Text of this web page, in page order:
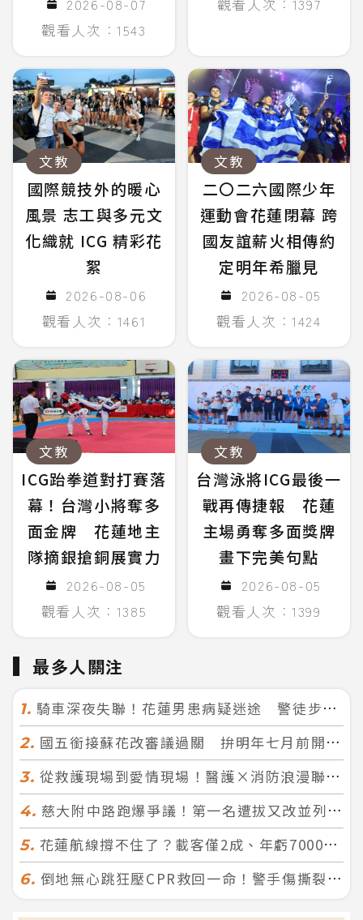
觀看人次：1543
文教
國際競技外的暖心
風景 志工與多元文
化織就 ICG 精彩花
絮
2026-08-06
觀看人次：1461
文教
二〇二六國際少年
運動會花蓮閉幕 跨
國友誼薪火相傳約
定明年希臘見
2026-08-05
觀看人次：1424
文教
ICG跆拳道對打賽落
幕！台灣小將奪多
面金牌 花蓮地主
隊摘銀搶銅展實力
2026-08-05
觀看人次：1385
文教
台灣泳將ICG最後一
戰再傳捷報 花蓮
主場勇奪多面獎牌
畫下完美句點
2026-08-05
觀看人次：1399
最多人關注
1. 騎車深夜失聯！花蓮男患病疑迷途 警徒步百米急尋救回一命
2. 國五銜接蘇花改審議過關 拚明年七月前開工！台北花蓮2小時生活圈成形
3. 從救護現場到愛情現場！醫護×消防浪漫聯誼 32人配對成功5對
4. 慈大附中路跑爆爭議！第一名遭拔又改並列 家長怒：難以接受
5. 花蓮航線撐不住了？載客僅2成、年虧7000萬 華信喊：真的快飛不下去
6. 倒地無心跳狂壓CPR救回一命！警手傷撕裂仍不放手 竟救到藝人何篤霖哥哥